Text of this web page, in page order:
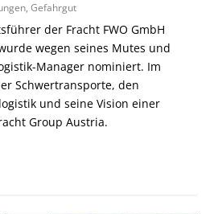
,Gefahrgut
der Fracht FWO GmbH
wegen seines Mutes und
Manager nominiert. Im
Schwertransporte, den
und seine Vision einer
Group Austria.